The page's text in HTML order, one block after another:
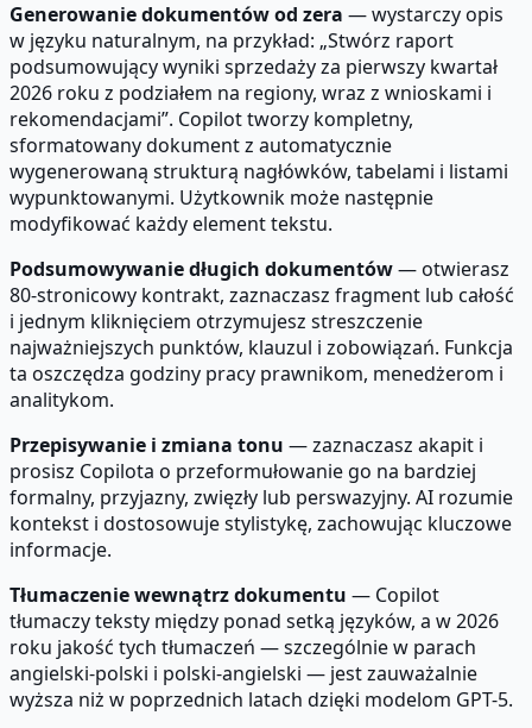
Generowanie dokumentów od zera — wystarczy opis
w języku naturalnym, na przykład: „Stwórz raport
podsumowujący wyniki sprzedaży za pierwszy kwartał
2026 roku z podziałem na regiony, wraz z wnioskami i
rekomendacjami”. Copilot tworzy kompletny,
sformatowany dokument z automatycznie
wygenerowaną strukturą nagłówków, tabelami i listami
wypunktowanymi. Użytkownik może następnie
modyfikować każdy element tekstu.
Podsumowywanie długich dokumentów— otwierasz
80-stronicowy kontrakt, zaznaczasz fragment lub całość
i jednym kliknięciem otrzymujesz streszczenie
najważniejszych punktów, klauzul i zobowiązań. Funkcja
ta oszczędza godziny pracy prawnikom, menedżerom i
analitykom.
Przepisywanie i zmiana tonu — zaznaczasz akapit i
prosisz Copilota o przeformułowanie go na bardziej
formalny, przyjazny, zwięzły lub perswazyjny. AI rozumie
kontekst i dostosowuje stylistykę, zachowując kluczowe
informacje.
Tłumaczenie wewnątrz dokumentu — Copilot
tłumaczy teksty między ponad setką języków, a w 2026
roku jakość tych tłumaczeń — szczególnie w parach
angielski-polski i polski-angielski — jest zauważalnie
wyższa niż w poprzednich latach dzięki modelom GPT-5.